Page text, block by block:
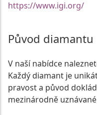
https://www.igi.org/
Původ diamantu
V naší nabídce
Každý diamant je
pravost a původ
mezinárodně